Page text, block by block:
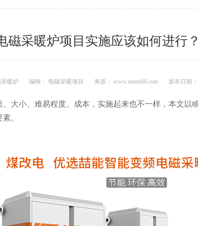
磁采暖炉项目实施应该如何进行？
暖炉 编辑： 电磁采暖项目 来源： www.zenen66.com 发布日期：
、大小、难易程度、成本，实施起来也不一样，本文以
。